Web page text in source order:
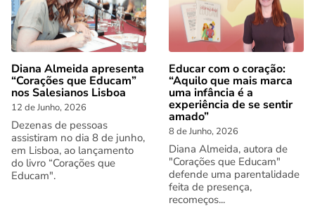
Diana Almeida apresenta
“Corações que Educam”
nos Salesianos Lisboa
12 de Junho, 2026
Dezenas de pessoas
assistiram no dia 8 de junho,
em Lisboa, ao lançamento
do livro “Corações que
Educam".
Educar com o coração:
“Aquilo que mais marca
uma infância é a
experiência de se sentir
amado”
8 de Junho, 2026
Diana Almeida, autora de
"Corações que Educam"
defende uma parentalidade
feita de presença,
recomeços...